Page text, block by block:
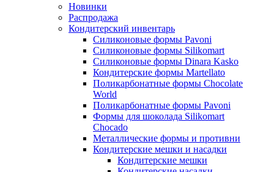
Новинки
Распродажа
Кондитерский инвентарь
Силиконовые формы Pavoni
Силиконовые формы Silikomart
Силиконовые формы Dinara Kasko
Кондитерские формы Martellato
Поликарбонатные формы Chocolate
World
Поликарбонатные формы Pavoni
Формы для шоколада Silikomart
Chocado
Металлические формы и противни
Кондитерские мешки и насадки
Кондитерские мешки